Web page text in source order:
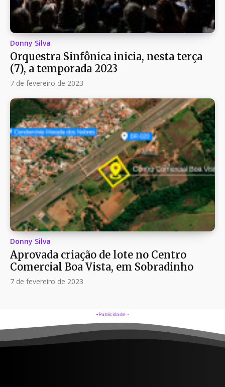
Donny Silva
Orquestra Sinfônica inicia, nesta terça
(7), a temporada 2023
7 de fevereiro de 2023
Donny Silva
Aprovada criação de lote no Centro
Comercial Boa Vista, em Sobradinho
7 de fevereiro de 2023
-Publicidade -